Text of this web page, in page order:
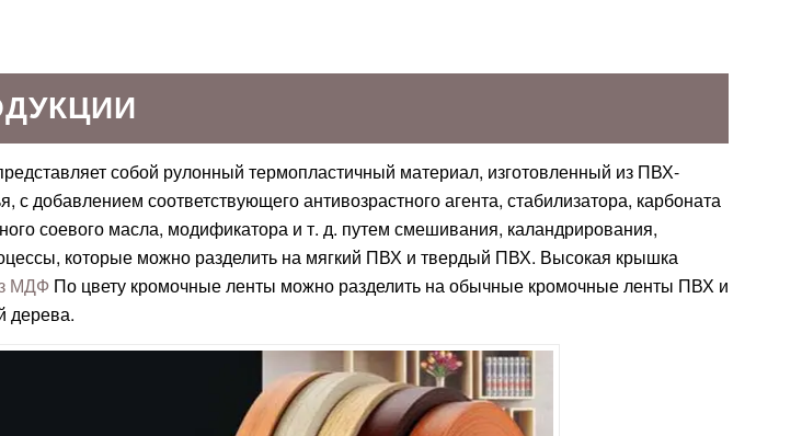
собой рулонный термопластичный материал, изготовленный из ПВХ-
с добавлением соответствующего антивозрастного агента, стабилизатора, карбоната
соевого масла, модификатора и т. д. путем смешивания, каландрирования,
которые можно разделить на мягкий ПВХ и твердый ПВХ. Высокая крышка
МДФ По цвету кромочные ленты можно разделить на обычные кромочные ленты ПВХ и
дерева.